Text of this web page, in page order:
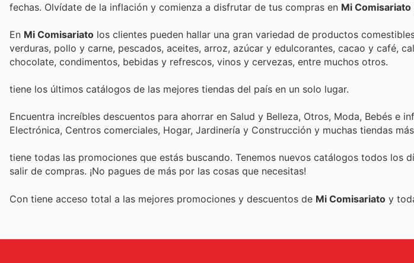
fechas. Olvídate de la inflación y comienza a disfrutar de tus compras en Mi Comisariato
En Mi Comisariato los clientes pueden hallar una gran variedad de productos
verduras, pollo y carne, pescados, aceites, arroz, azúcar y edulcorantes, cacao y café,
chocolate, condimentos, bebidas y refrescos, vinos y cervezas, entre muchos otros.
tiene los últimos catálogos de las mejores tiendas del país en un solo lugar.
Encuentra increíbles descuentos para ahorrar en Salud y Belleza, Otros, Moda, Bebés e
Electrónica, Centros comerciales, Hogar, Jardinería y Construcción y muchas tiendas
tiene todas las promociones que estás buscando. Tenemos nuevos catálogos todos los
salir de compras. ¡No pagues de más por las cosas que necesitas!
Con tiene acceso total a las mejores promociones y descuentos de Mi Comisariato y